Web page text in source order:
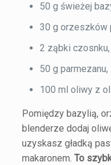
50 g świeżej
30 g orzeszków
2 ząbki czosnku,
50 g parmezanu,
100 ml oliwy z
Pomiędzy bazylią,
blenderze dodaj
uzyskasz gładką
makaronem. To